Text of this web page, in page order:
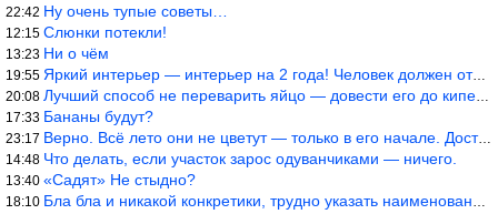
22:42 Ну очень тупые советы…
12:15 Слюнки потекли!
13:23 Ни о чём
19:55 Яркий интерьер — интерьер на 2 года! Человек должен отдыхать в с
20:08 Лучший способ не переварить яйцо — довести его до кипения и выкл
17:33 Бананы будут?
23:17 Верно. Всё лето они не цветут — только в его начале. Достаточно
14:48 Что делать, если участок зарос одуванчиками — ничего.
13:40 «Садят» Не стыдно?
18:10 Бла бла и никакой конкретики, трудно указать наименование рекоме